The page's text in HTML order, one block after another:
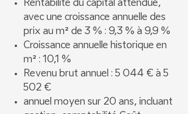
Rentabilité du capital attendue,
avec une croissance annuelle des
prix au m² de 3 % : 9,3 % à 9,9 %
Croissance annuelle historique en
m² : 10,1 %
Revenu brut annuel : 5 044 € à 5
502 €
annuel moyen sur 20 ans, incluant